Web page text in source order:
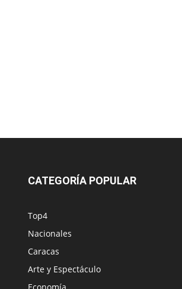
CATEGORÍA POPULAR
Top4
Nacionales
Caracas
Arte y Espectáculo